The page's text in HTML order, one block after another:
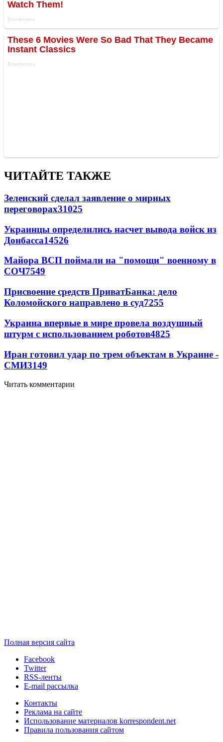
ЧИТАЙТЕ ТАКЖЕ
Зеленский сделал заявление о мирных
переговорах31025
Украинцы определились насчет вывода войск из
Донбасса14526
Майора ВСП поймали на "помощи" военному в
СОЧ7549
Присвоение средств ПриватБанка: дело
Коломойского направлено в суд7255
Украина впервые в мире провела воздушный
штурм с использованием роботов4825
Иран готовил удар по трем объектам в Украине -
СМИ3149
Читать комментарии
Полная версия сайта
Facebook
Twitter
RSS-ленты
E-mail рассылка
Контакты
Реклама на сайте
Использование материалов korrespondent.net
Правила пользования сайтом